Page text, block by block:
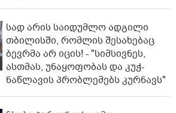
სად არის საიდუმლო ადგილი
თბილისში, რომლის შესახებაც
ბევრმა არ იცის! - "სიმსივნეს,
ასთმას, უნაყოფობას და კუჭ-
ნაწლავის პრობლემებს კურნავს"